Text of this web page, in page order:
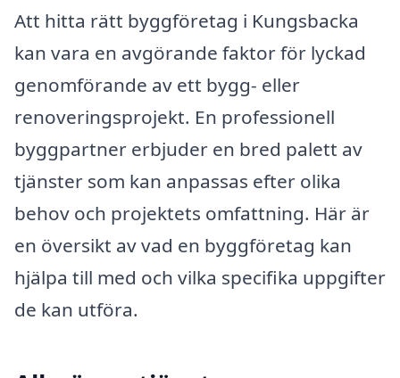
Att hitta rätt byggföretag i Kungsbacka
kan vara en avgörande faktor för lyckad
genomförande av ett bygg- eller
renoveringsprojekt. En professionell
byggpartner erbjuder en bred palett av
tjänster som kan anpassas efter olika
behov och projektets omfattning. Här är
en översikt av vad en byggföretag kan
hjälpa till med och vilka specifika uppgifter
de kan utföra.